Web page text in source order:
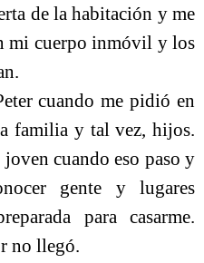
de la habitación y me
mi cuerpo inmóvil y los
cuando me pidió en
familia y tal vez, hijos.
cuando eso paso y
gente y lugares
para casarme.
no llegó.